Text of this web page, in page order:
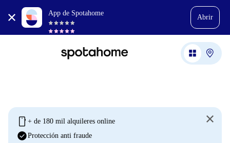
App de Spotahome
Abrir
mobile + de 180 mil alquileres online
check_circleProtección anti fraude